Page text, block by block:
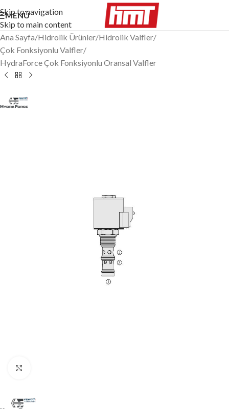
Skip to navigation
Skip to main content
MENÜ
Ana Sayfa/Hidrolik Ürünler/Hidrolik Valfler/
Çok Fonksiyonlu Valfler/
HydraForce Çok Fonksiyonlu Oransal Valfler